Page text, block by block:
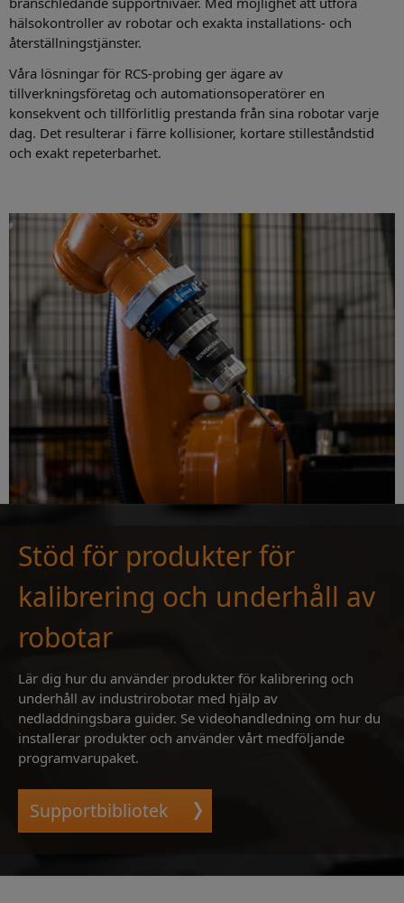
hälsokontroller av robotar och exakta installations- och
återställningstjänster.
Våra lösningar för RCS-probing ger ägare av
tillverkningsföretag och automationsoperatörer en
konsekvent och tillförlitlig prestanda från sina robotar varje
dag. Det resulterar i färre kollisioner, kortare stilleståndstid
och exakt repeterbarhet.
Stöd för produkter för
kalibrering och underhåll av
robotar
Lär dig hur du använder produkter för kalibrering och
underhåll av industrirobotar med hjälp av
nedladdningsbara guider. Se videohandledning om hur du
installerar produkter och använder vårt medföljande
programvarupaket.
Supportbibliotek